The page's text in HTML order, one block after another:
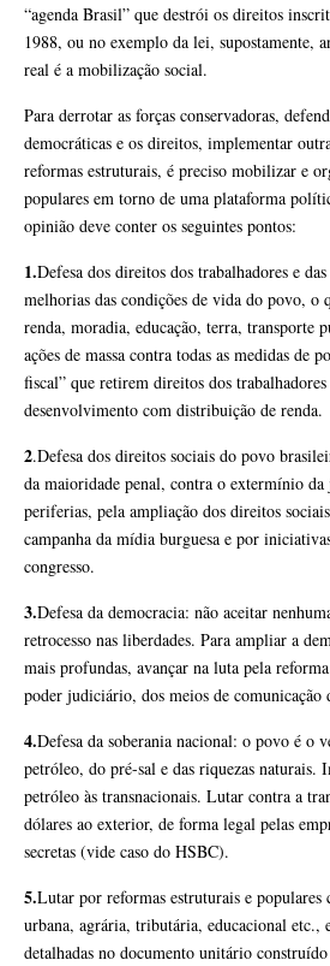
“agenda Brasil” que destrói os direitos
1988, ou no exemplo da lei, supostamente,
real é a mobilização social.
Para derrotar as forças conservadoras,
democráticas e os direitos, implementar
reformas estruturais, é preciso mobilizar e
populares em torno de uma plataforma
opinião deve conter os seguintes pontos:
1.Defesa dos direitos dos trabalhadores e
melhorias das condições de vida do povo, o
renda, moradia, educação, terra, transporte
ações de massa contra todas as medidas de
fiscal” que retirem direitos dos
desenvolvimento com distribuição de renda.
2.Defesa dos direitos sociais do povo
da maioridade penal, contra o extermínio da
periferias, pela ampliação dos direitos
campanha da mídia burguesa e por
congresso.
3.Defesa da democracia: não aceitar
retrocesso nas liberdades. Para ampliar a
mais profundas, avançar na luta pela
poder judiciário, dos meios de comunicação
4.Defesa da soberania nacional: o povo é o
petróleo, do pré-sal e das riquezas naturais.
petróleo às transnacionais. Lutar contra a
dólares ao exterior, de forma legal pelas
secretas (vide caso do HSBC).
5.Lutar por reformas estruturais e
urbana, agrária, tributária, educacional etc.,
detalhadas no documento unitário